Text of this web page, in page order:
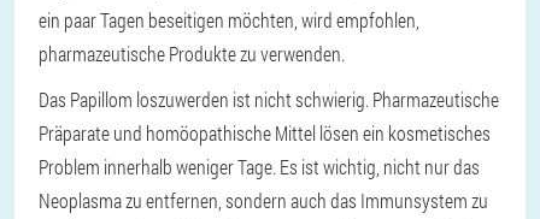
ein paar Tagen beseitigen möchten, wird empfohlen,
pharmazeutische Produkte zu verwenden.
Das Papillom loszuwerden ist nicht schwierig. Pharmazeutische
Präparate und homöopathische Mittel lösen ein kosmetisches
Problem innerhalb weniger Tage. Es ist wichtig, nicht nur das
Neoplasma zu entfernen, sondern auch das Immunsystem zu